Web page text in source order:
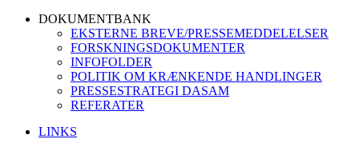
DOKUMENTBANK
EKSTERNE BREVE/PRESSEMEDDELELSER
FORSKNINGSDOKUMENTER
INFOFOLDER
POLITIK OM KRÆNKENDE HANDLINGER
PRESSESTRATEGI DASAM
REFERATER
LINKS